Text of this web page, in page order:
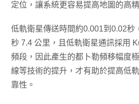
定位，讓系統更容易提高地圖的高
低軌衛星傳送時間約0.001到0.02秒
秒 7.4 公里，且低軌衛星通訊採用
頻段，因此產生的都卜勒頻移幅度
線等技術的提升，才有助於提高低
靠性。